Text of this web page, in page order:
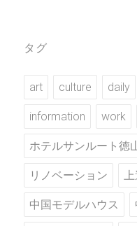
タグ
art culture daily
information work
ホテルサンルート徳
リノベーション
中国モデルハウス